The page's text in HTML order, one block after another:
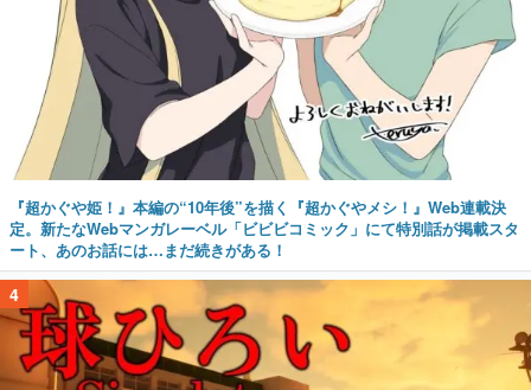
『超かぐや姫！』本編の“10年後”を描く『超かぐやメシ！』Web連載決
定。新たなWebマンガレーベル「ビビビコミック」にて特別話が掲載スタ
ート、あのお話には…まだ続きがある！
4